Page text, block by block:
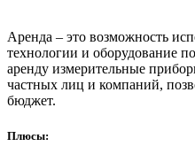
Аренда – это возможность
технологии и оборудование
аренду измерительные
частных лиц и компаний,
бюджет.
Плюсы: